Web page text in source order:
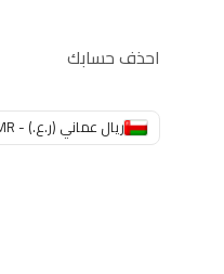
احذف حسابك
ريال عماني (ر.ع.) - OMR